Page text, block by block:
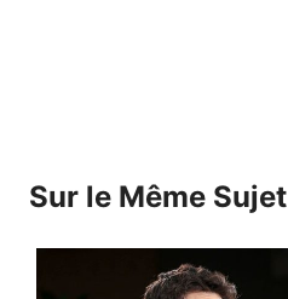
Sur le Même Sujet